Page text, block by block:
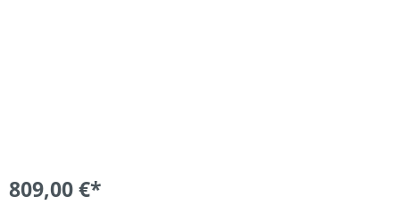
809,00 €*